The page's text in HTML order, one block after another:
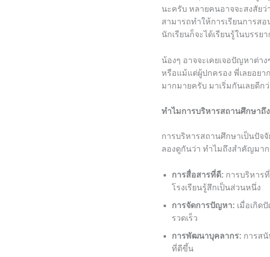
นะครับ หลายคนอาจจะสงสัย
สามารถทำให้การเรียนการ
นักเรียนก็จะได้เรียนรู้ในบรรย
น้องๆ อาจจะเคยเจอปัญหาต่า
หรือแม้แต่ผู้ปกครอง พี่เลยอยา
มากมายครับ มาเริ่มกันเลยดีกว่
ทำไมการบริหารสถานศึกษาถึ
การบริหารสถานศึกษาเป็นปัจ
ลองดูกันว่า ทำไมถึงสำคัญมา
การสื่อสารที่ดี: การบริหาร
โรงเรียนรู้สึกเป็นส่วนหนึ่ง
การจัดการปัญหา: เมื่อเกิด
รวดเร็ว
การพัฒนาบุคลากร: การส
ที่ดีขึ้น